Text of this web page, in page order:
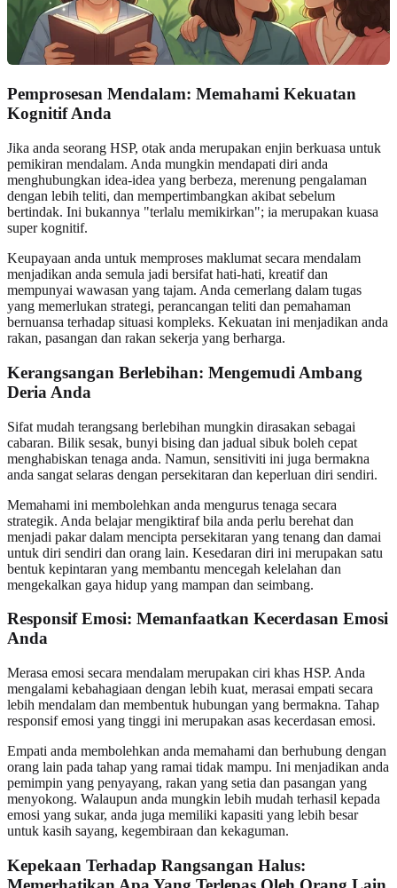
Pemprosesan Mendalam: Memahami Kekuatan
Kognitif Anda
Jika anda seorang HSP, otak anda merupakan enjin berkuasa untuk
pemikiran mendalam. Anda mungkin mendapati diri anda
menghubungkan idea-idea yang berbeza, merenung pengalaman
dengan lebih teliti, dan mempertimbangkan akibat sebelum
bertindak. Ini bukannya "terlalu memikirkan"; ia merupakan kuasa
super kognitif.
Keupayaan anda untuk memproses maklumat secara mendalam
menjadikan anda semula jadi bersifat hati-hati, kreatif dan
mempunyai wawasan yang tajam. Anda cemerlang dalam tugas
yang memerlukan strategi, perancangan teliti dan pemahaman
bernuansa terhadap situasi kompleks. Kekuatan ini menjadikan anda
rakan, pasangan dan rakan sekerja yang berharga.
Kerangsangan Berlebihan: Mengemudi Ambang
Deria Anda
Sifat mudah terangsang berlebihan mungkin dirasakan sebagai
cabaran. Bilik sesak, bunyi bising dan jadual sibuk boleh cepat
menghabiskan tenaga anda. Namun, sensitiviti ini juga bermakna
anda sangat selaras dengan persekitaran dan keperluan diri sendiri.
Memahami ini membolehkan anda mengurus tenaga secara
strategik. Anda belajar mengiktiraf bila anda perlu berehat dan
menjadi pakar dalam mencipta persekitaran yang tenang dan damai
untuk diri sendiri dan orang lain. Kesedaran diri ini merupakan satu
bentuk kepintaran yang membantu mencegah kelelahan dan
mengekalkan gaya hidup yang mampan dan seimbang.
Responsif Emosi: Memanfaatkan Kecerdasan Emosi
Anda
Merasa emosi secara mendalam merupakan ciri khas HSP. Anda
mengalami kebahagiaan dengan lebih kuat, merasai empati secara
lebih mendalam dan membentuk hubungan yang bermakna. Tahap
responsif emosi yang tinggi ini merupakan asas kecerdasan emosi.
Empati anda membolehkan anda memahami dan berhubung dengan
orang lain pada tahap yang ramai tidak mampu. Ini menjadikan anda
pemimpin yang penyayang, rakan yang setia dan pasangan yang
menyokong. Walaupun anda mungkin lebih mudah terhasil kepada
emosi yang sukar, anda juga memiliki kapasiti yang lebih besar
untuk kasih sayang, kegembiraan dan kekaguman.
Kepekaan Terhadap Rangsangan Halus: